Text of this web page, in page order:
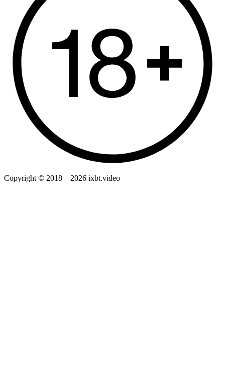
Copyright © 2018—2026 ixbt.video